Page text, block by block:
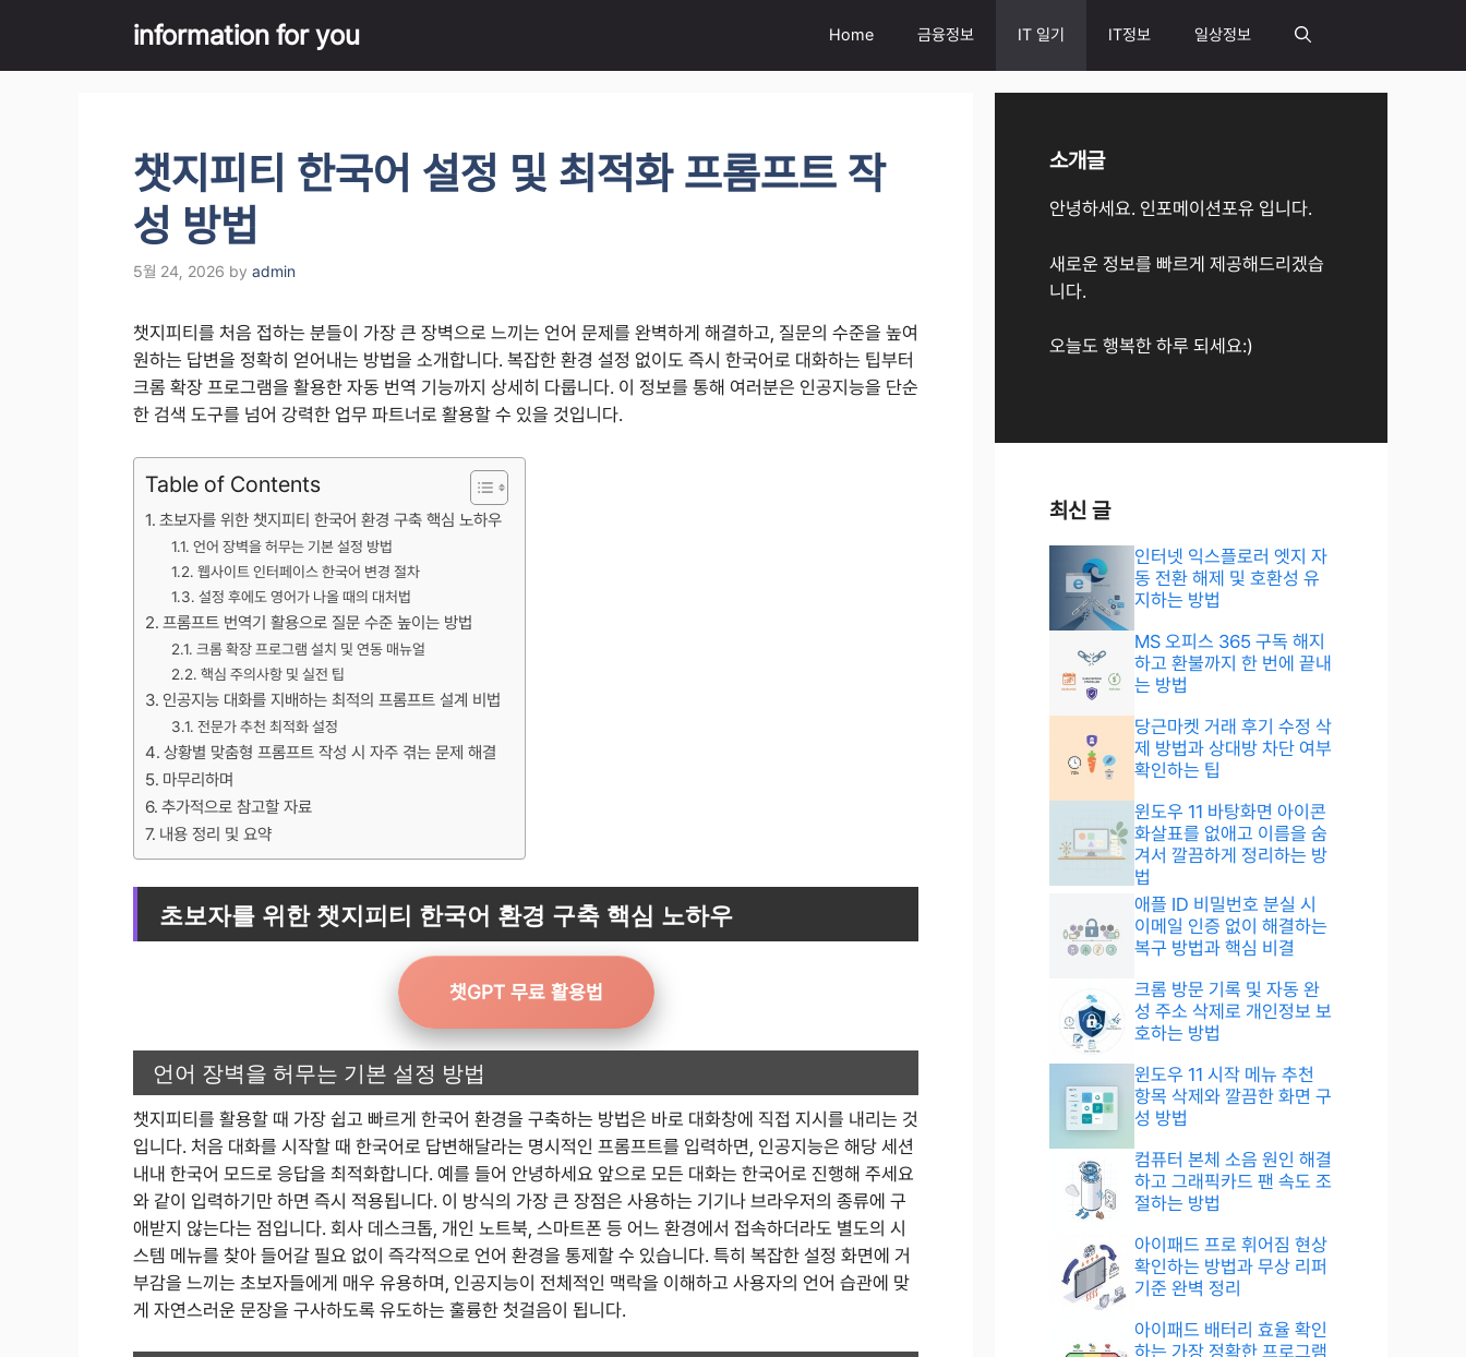
content
information for you Home 금융정보 IT 일기 IT정보 일상정보
챗지피티 한국어 설정 및 최적화 프롬프트 작
성 방법
5월 24, 2026 by admin
챗지피티를 처음 접하는 분들이 가장 큰 장벽으로 느끼는 언어 문제를 완벽하게 해결하고, 질문의 수준을 높여
원하는 답변을 정확히 얻어내는 방법을 소개합니다. 복잡한 환경 설정 없이도 즉시 한국어로 대화하는 팁부터
크롬 확장 프로그램을 활용한 자동 번역 기능까지 상세히 다룹니다. 이 정보를 통해 여러분은 인공지능을 단순
한 검색 도구를 넘어 강력한 업무 파트너로 활용할 수 있을 것입니다.
Table of Contents
초보자를 위한 챗지피티 한국어 환경 구축 핵심 노하우
언어 장벽을 허무는 기본 설정 방법
웹사이트 인터페이스 한국어 변경 절차
설정 후에도 영어가 나올 때의 대처법
프롬프트 번역기 활용으로 질문 수준 높이는 방법
크롬 확장 프로그램 설치 및 연동 매뉴얼
핵심 주의사항 및 실전 팁
인공지능 대화를 지배하는 최적의 프롬프트 설계 비법
전문가 추천 최적화 설정
상황별 맞춤형 프롬프트 작성 시 자주 겪는 문제 해결
마무리하며
추가적으로 참고할 자료
내용 정리 및 요약
초보자를 위한 챗지피티 한국어 환경 구축 핵심 노하우
챗GPT 무료 활용법
언어 장벽을 허무는 기본 설정 방법
챗지피티를 활용할 때 가장 쉽고 빠르게 한국어 환경을 구축하는 방법은 바로 대화창에 직접 지시를 내리는 것
입니다. 처음 대화를 시작할 때 한국어로 답변해달라는 명시적인 프롬프트를 입력하면, 인공지능은 해당 세션
내내 한국어 모드로 응답을 최적화합니다. 예를 들어 안녕하세요 앞으로 모든 대화는 한국어로 진행해 주세요
와 같이 입력하기만 하면 즉시 적용됩니다. 이 방식의 가장 큰 장점은 사용하는 기기나 브라우저의 종류에 구
애받지 않는다는 점입니다. 회사 데스크톱, 개인 노트북, 스마트폰 등 어느 환경에서 접속하더라도 별도의 시
스템 메뉴를 찾아 들어갈 필요 없이 즉각적으로 언어 환경을 통제할 수 있습니다. 특히 복잡한 설정 화면에 거
부감을 느끼는 초보자들에게 매우 유용하며, 인공지능이 전체적인 맥락을 이해하고 사용자의 언어 습관에 맞
게 자연스러운 문장을 구사하도록 유도하는 훌륭한 첫걸음이 됩니다.
소개글
안녕하세요. 인포메이션포유 입니다.
새로운 정보를 빠르게 제공해드리겠습
니다.
오늘도 행복한 하루 되세요:)
최신 글
인터넷 익스플로러 엣지 자
동 전환 해제 및 호환성 유
지하는 방법
MS 오피스 365 구독 해지
하고 환불까지 한 번에 끝내
는 방법
당근마켓 거래 후기 수정 삭
제 방법과 상대방 차단 여부
확인하는 팁
윈도우 11 바탕화면 아이콘
화살표를 없애고 이름을 숨
겨서 깔끔하게 정리하는 방
법
애플 ID 비밀번호 분실 시
이메일 인증 없이 해결하는
복구 방법과 핵심 비결
크롬 방문 기록 및 자동 완
성 주소 삭제로 개인정보 보
호하는 방법
윈도우 11 시작 메뉴 추천
항목 삭제와 깔끔한 화면 구
성 방법
컴퓨터 본체 소음 원인 해결
하고 그래픽카드 팬 속도 조
절하는 방법
아이패드 프로 휘어짐 현상
확인하는 방법과 무상 리퍼
기준 완벽 정리
아이패드 배터리 효율 확인
하는 가장 정확한 프로그램